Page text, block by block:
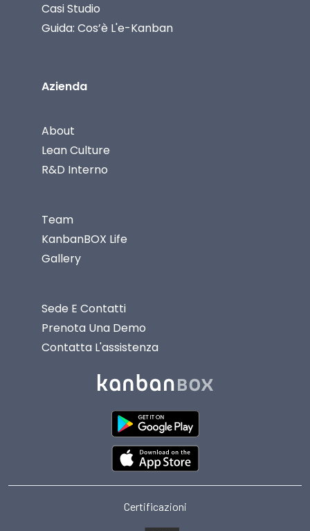
Casi Studio
Guida: Cos’è L'e-Kanban
Azienda
About
Lean Culture
R&D Interno
Team
KanbanBOX Life
Gallery
Sede E Contatti
Prenota Una Demo
Contatta L'assistenza
Certificazioni